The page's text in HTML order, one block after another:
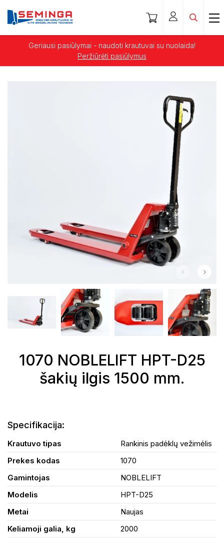
Transporto paslaugos
Atliekų tvarkymas
Geriausi pasiūlymai - naudoti krautuvai su nuolaida!
Peržiūrėti pasiūlymus
1070 NOBLELIFT HPT-D25
šakių ilgis 1500 mm.
Specifikacija:
Krautuvo tipas
Rankinis padėklų vežimėlis
Prekes kodas
1070
Gamintojas
NOBLELIFT
Modelis
HPT-D25
Metai
Naujas
Keliamoji galia, kg
2000